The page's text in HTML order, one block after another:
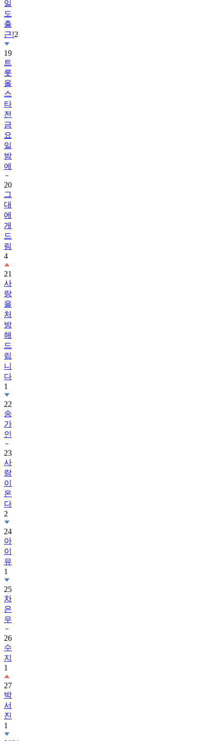
일
도
출
근!2
19
트
롯
올
스
타
전
금
요
일
밤
에
20
그
대
에
게
드
림
4
21
사
랑
을
처
방
해
드
립
니
다
1
22
송
가
인
23
사
랑
이
온
다
2
24
아
이
유
1
25
차
은
우
26
수
지
1
27
박
서
진
1